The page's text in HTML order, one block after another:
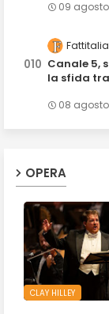
09 agosto
Canale 5,
la sfida tra
08 agosto
OPERA
CLAY HILLEY